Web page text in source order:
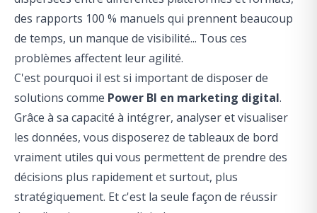
des rapports 100 % manuels qui prennent beaucoup
de temps, un manque de visibilité... Tous ces
problèmes affectent leur agilité.
C'est pourquoi il est si important de disposer de
solutions comme Power BI en marketing digital.
Grâce à sa capacité à intégrer, analyser et visualiser
les données, vous disposerez de tableaux de bord
vraiment utiles qui vous permettent de prendre des
décisions plus rapidement et surtout, plus
stratégiquement. Et c'est la seule façon de réussir